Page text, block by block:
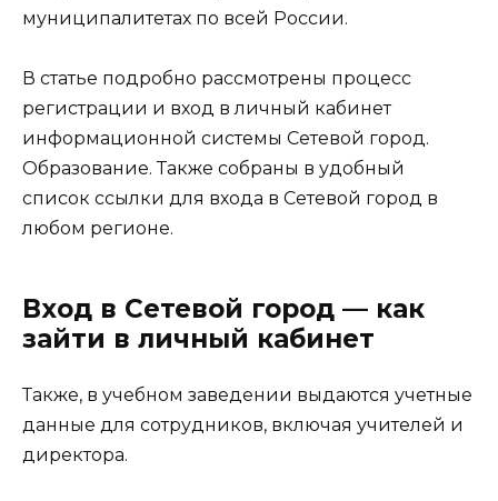
муниципалитетах по всей России.
В статье подробно рассмотрены процесс
регистрации и вход в личный кабинет
информационной системы Сетевой город.
Образование. Также собраны в удобный
список ссылки для входа в Сетевой город в
любом регионе.
Вход в Сетевой город — как
зайти в личный кабинет
Также, в учебном заведении выдаются учетные
данные для сотрудников, включая учителей и
директора.